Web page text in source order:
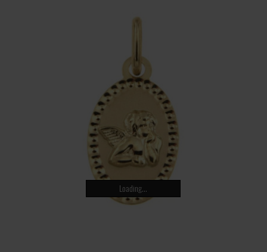
Loading...